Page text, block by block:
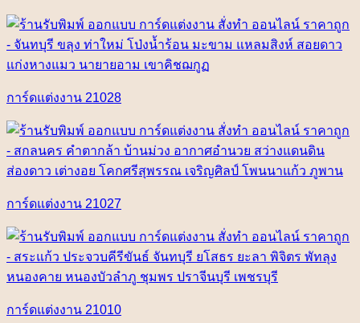
การ์ดแต่งงาน 21028
การ์ดแต่งงาน 21027
การ์ดแต่งงาน 21010